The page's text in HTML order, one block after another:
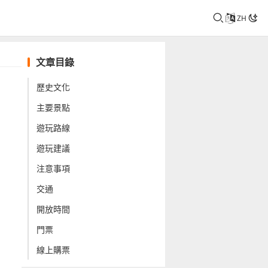
ZH
文章目錄
歷史文化
主要景點
遊玩路線
遊玩建議
注意事項
交通
開放時間
門票
線上購票